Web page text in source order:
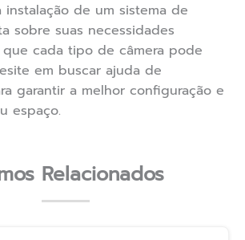
instalação de um sistema de
sobre suas necessidades
cada tipo de câmera pode
em buscar ajuda de
garantir a melhor configuração e
espaço.
Relacionados